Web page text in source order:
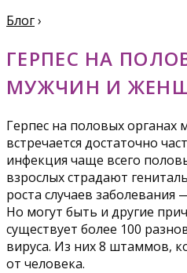
Блог›
ГЕРПЕС НА
МУЖЧИН И
Герпес на половых
встречается достаточно
инфекция чаще всего
взрослых страдают
роста случаев
Но могут быть и другие
существует более 100
вируса. Из них 8 штаммов,
от человека.